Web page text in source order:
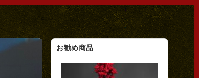
お勧め商品